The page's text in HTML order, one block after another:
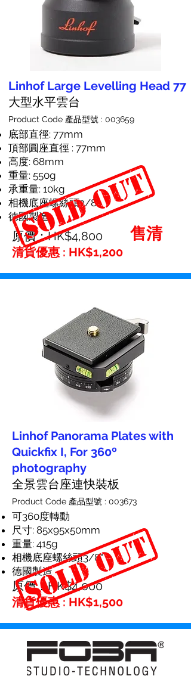
Linhof Large Levelling Head 77
大型水平雲台
Product Code 產品型號 : 003659
底部直徑: 77mm
頂部圓座直徑 : 77mm
高度: 68mm
重量: 550g
承重量: 10kg
相機底座螺絲頭3/8"
德國製造
原價：HK$4,800
清貨優惠 : HK$1,200
售清
Linhof Panorama Plates with
Quickfix I, For 360º
photography
全景雲台座連快裝板
Product Code 產品型號 : 003673
可360度轉動
尺寸: 85x95x50mm
重量: 415g
相機底座螺絲頭3/8"
德國製造
原價：HK$4,000
清貨優惠 : HK$1,500